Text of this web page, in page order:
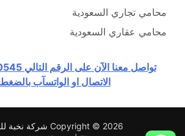
محامي تجاري السعودية
محامي عقاري السعودية
الاتصال او الواتسآب
Copyright © 2026 شركة نخبة